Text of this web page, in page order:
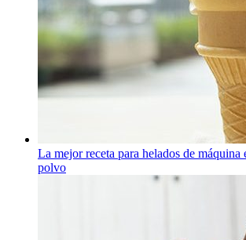
La mejor receta para helados de máquina
polvo